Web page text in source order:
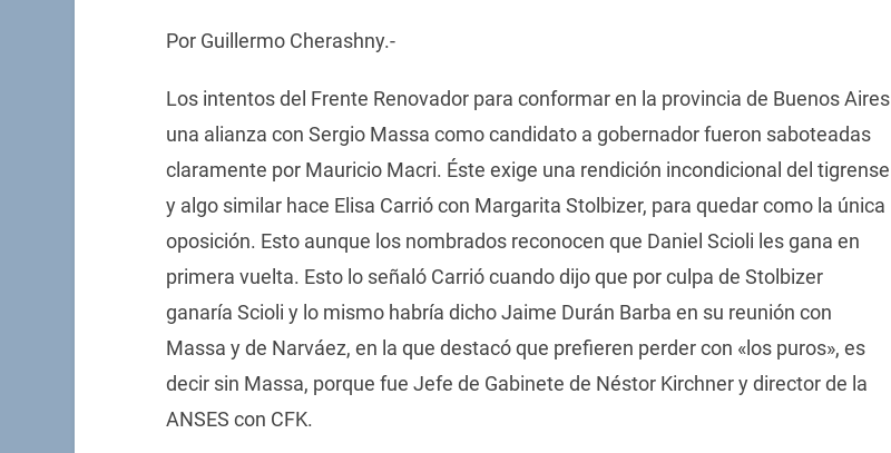
Por Guillermo Cherashny.-
Los intentos del Frente Renovador para conformar en la provincia de Buenos Aires
una alianza con Sergio Massa como candidato a gobernador fueron saboteadas
claramente por Mauricio Macri. Éste exige una rendición incondicional del tigrense
y algo similar hace Elisa Carrió con Margarita Stolbizer, para quedar como la única
oposición. Esto aunque los nombrados reconocen que Daniel Scioli les gana en
primera vuelta. Esto lo señaló Carrió cuando dijo que por culpa de Stolbizer
ganaría Scioli y lo mismo habría dicho Jaime Durán Barba en su reunión con
Massa y de Narváez, en la que destacó que prefieren perder con «los puros», es
decir sin Massa, porque fue Jefe de Gabinete de Néstor Kirchner y director de la
ANSES con CFK.